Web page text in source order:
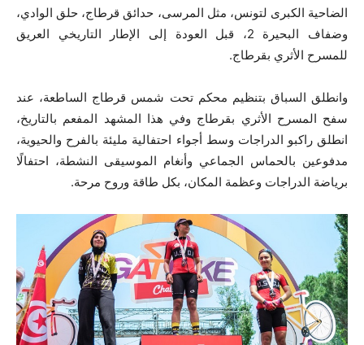
الضاحية الكبرى لتونس، مثل المرسى، حدائق قرطاج، حلق الوادي،
وضفاف البحيرة 2، قبل العودة إلى الإطار التاريخي العريق
للمسرح الأثري بقرطاج.
وانطلق السباق بتنظيم محكم تحت شمس قرطاج الساطعة، عند
سفح المسرح الأثري بقرطاج وفي هذا المشهد المفعم بالتاريخ،
انطلق راكبو الدراجات وسط أجواء احتفالية مليئة بالفرح والحيوية،
مدفوعين بالحماس الجماعي وأنغام الموسيقى النشطة، احتفالًا
برياضة الدراجات وعظمة المكان، بكل طاقة وروح مرحة.